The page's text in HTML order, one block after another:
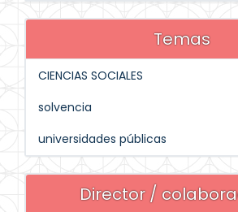
Temas
CIENCIAS SOCIALES
solvencia
universidades públicas
Director /